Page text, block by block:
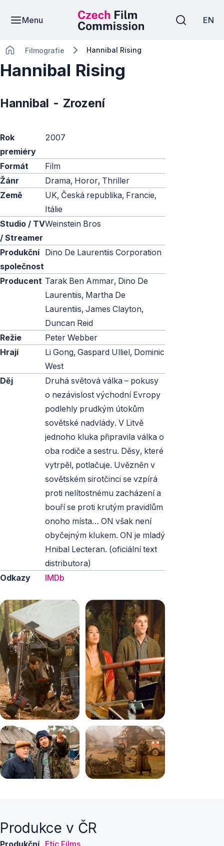
Menu EN
Filmografie Hannibal Rising
Hannibal Rising
Hannibal - Zrození
Rok
premiéry
2007
Formát
Film
Žánr
Drama, Horor, Thriller
Země
UK, Česká republika, Francie,
Itálie
Studio / TV
/ Streamer
Weinstein Bros
Produkční
společnost
Dino De Laurentiis Corporation
Producent Tarak Ben Ammar, Dino De
Laurentiis, Martha De
Laurentiis, James Clayton,
Duncan Reid
Režie
Peter Webber
Hrají
Li Gong, Gaspard Ulliel, Dominic
West
Děj
Druhá světová válka – pokusy
o nezávislost východní Evropy
podlehly prudkým útokům
sovětské nadvlády. V Litvě
jednoho kluka připravila válka o
oba rodiče a sestru. Děsy, které
vytrpěl, potlačuje. Uvězněn v
sovětském sirotčinci se vzpírá
proti nelítostnému zacházení a
bouří se proti krutým pravidlům
onoho místa… ON však není
obyčejným klukem. ON je mladý
Hnibal Lecteran. (oficiální text
distributora)
Odkazy
IMDb
Produkce v ČR
Produkční Etic Films